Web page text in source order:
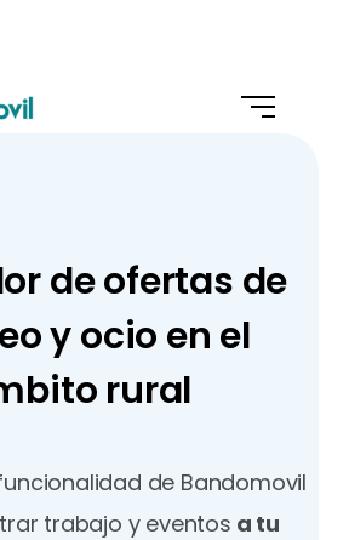
de ofertas de
y ocio en el
rural
de Bandomovil
trabajo y eventos a tu